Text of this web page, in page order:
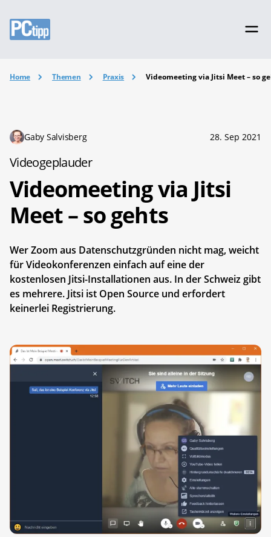
Home Themen Praxis Videomeeting via Jitsi Meet – so
Gaby Salvisberg 28. Sep 2021
Videogeplauder
Videomeeting via Jitsi
Meet – so gehts
Wer Zoom aus Datenschutzgründen nicht mag, weicht
für Videokonferenzen einfach auf eine der
kostenlosen Jitsi-Installationen aus. In der Schweiz gibt
es mehrere. Jitsi ist Open Source und erfordert
keinerlei Registrierung.